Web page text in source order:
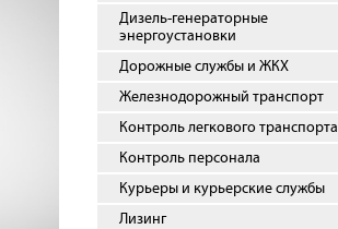
Дизель-генераторные
энергоустановки
Дорожные службы и ЖКХ
Железнодорожный транспорт
Контроль легкового транспорта
Контроль персонала
Курьеры и курьерские службы
Лизинг